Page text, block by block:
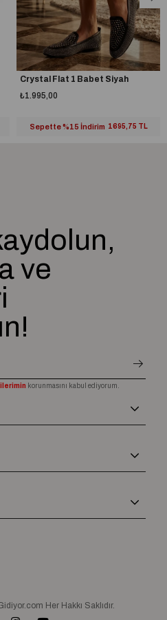
Crystal Flat 1 Babet Siyah
₺1.995,00
Sepette %15 İndirim 1695,75 TL
ve
korunmasını kabul ediyorum.
Her Hakkı Saklıdır.